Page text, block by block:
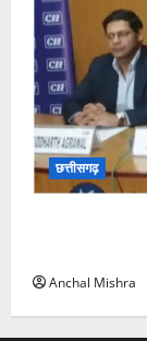
छत्तीसगढ़
Anchal Mishra